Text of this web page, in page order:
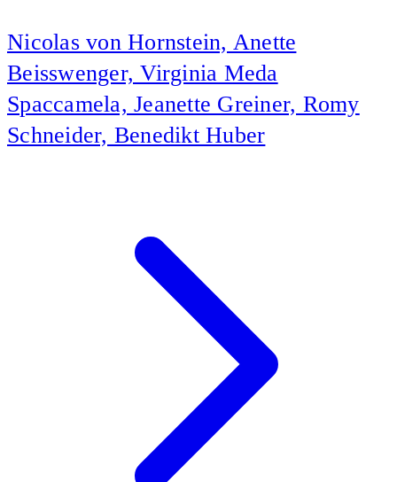
Nicolas von Hornstein, Anette
Beisswenger, Virginia Meda
Spaccamela, Jeanette Greiner, Romy
Schneider, Benedikt Huber